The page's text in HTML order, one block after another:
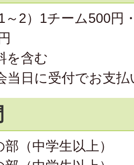
～2）1チーム500円
を含む
当日に受付でお支
（中学生以上）